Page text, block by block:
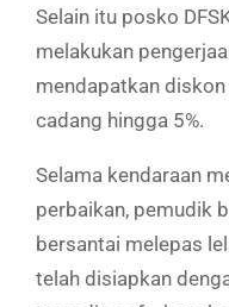
Selain itu posko
melakukan
mendapatkan
cadang hingga 5%.
Selama kendaraan
perbaikan, pemudik
bersantai melepas
telah disiapkan